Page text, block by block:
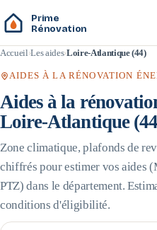
Prime
Rénovation
Accueil Les aides Loire-Atlantique (44)
AIDES À LA RÉNOVATION
Aides à la
Loire-Atlantique(44
Zone climatique, plafonds de
chiffrés pour estimer vos aides
PTZ) dans le département.
conditions d'éligibilité.